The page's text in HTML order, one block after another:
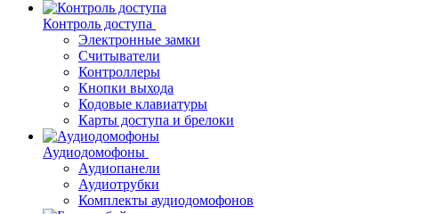
Контроль доступа
Электронные замки
Считыватели
Контроллеры
Кнопки выхода
Кодовые клавиатуры
Карты доступа и брелоки
Аудиодомофоны
Аудиопанели
Аудиотрубки
Комплекты аудиодомофонов